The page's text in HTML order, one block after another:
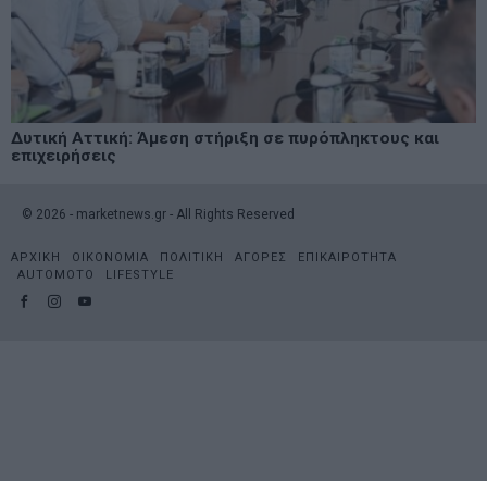
Δυτική Αττική: Άμεση στήριξη σε πυρόπληκτους και
επιχειρήσεις
© 2026 - marketnews.gr - All Rights Reserved
ΑΡΧΙΚΗ ΟΙΚΟΝΟΜΙΑ ΠΟΛΙΤΙΚΗ ΑΓΟΡΕΣ
ΕΠΙΚΑΙΡΟΤΗΤΑ
AUTOMOTO
LIFESTYLE